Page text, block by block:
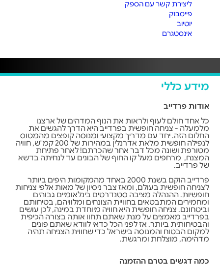
ליצירת קשר עם הספק
פייסבוק
יוטיוב
אינסטגרם
מידע כללי
אודות פרדייב
כל אחד חולם לעוף ולראות את הנוף המדהים של ארצנו
מלמעלה - צניחה חופשית בפרדייב היא הדרך להגשים את
החלום הזה. יחד עם מדריך מקצועי ומנוסה קופצים מהמטוס
לנפילה חופשית מלאת אדרנלין במהירות של 200 קמ"ש, חוויה
מטורפת ושונה מכל דבר אחר שהכרתם! לאחר פתיחת
המצנח, מרחפים מעל קו החוף של הבונים עד לנחיתה בדשא
של פרדייב.
פרדייב הוקם בשנת 2000 באחד מהמקומות היפים ביותר
לצניחה חופשית בעולם, ומאז צבר ניסיון של מאות אלפי צניחות
חופשיות. ההנהלה מציבה סטנדרטים בינלאומיים גבוהים
ומחמירים המתבטאים בחוויית הצונחים ומלוויהם, בטיחותם
וביטחונם. צניחה חופשית היא חוויה מיוחדת במינה, לכן עושים
בפרדייב מאמצים על מנת שאתם תחוו אותה בצורה הכיפית
והבטיחותית ביותר. אז לפני הכל כדאי לוודא שאתם פונים
למקום הבטוח והמנוסה בישראל כדי שחווית הצניחה תהיה
מדהימה, מוצלחת ומרגשת.
כמה דגשים בטרם ההזמנה